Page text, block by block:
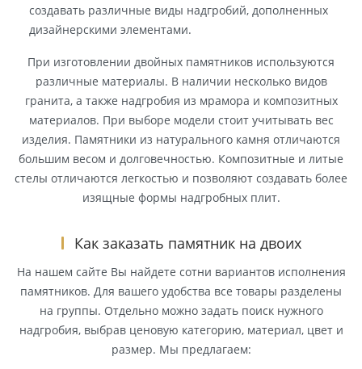
создавать различные виды надгробий, дополненных
дизайнерскими элементами.
При изготовлении двойных памятников используются
различные материалы. В наличии несколько видов
гранита, а также надгробия из мрамора и композитных
материалов. При выборе модели стоит учитывать вес
изделия. Памятники из натурального камня отличаются
большим весом и долговечностью. Композитные и литые
стелы отличаются легкостью и позволяют создавать более
изящные формы надгробных плит.
Как заказать памятник на двоих
На нашем сайте Вы найдете сотни вариантов исполнения
памятников. Для вашего удобства все товары разделены
на группы. Отдельно можно задать поиск нужного
надгробия, выбрав ценовую категорию, материал, цвет и
размер. Мы предлагаем: